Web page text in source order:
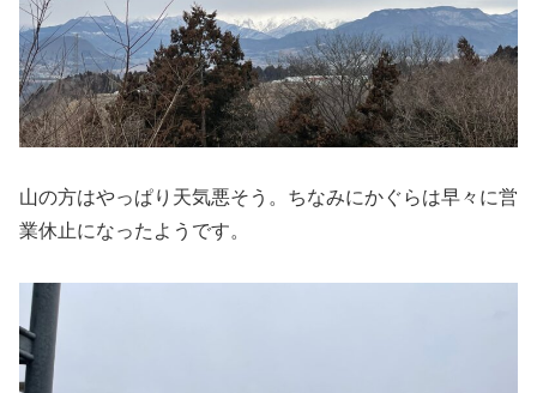
山の方はやっぱり天気悪そう。ちなみにかぐらは早々に営
業休止になったようです。